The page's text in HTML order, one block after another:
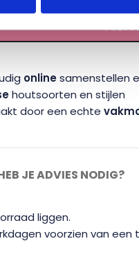
onlinesamenstellen
houtsoorten en stijlen
door een echte
JE ADVIES NODIG?
liggen.
voorzien van een